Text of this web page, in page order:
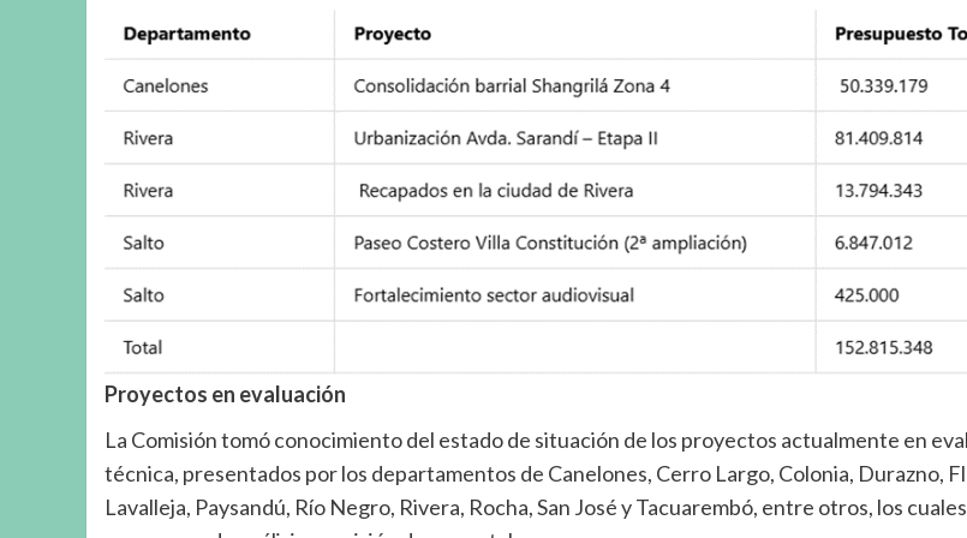
Proyectos en evaluación
La Comisión tomó conocimiento del estado de situación de los proyectos actualmente en
técnica, presentados por los departamentos de Canelones, Cerro Largo, Colonia, Durazno,
Lavalleja, Paysandú, Río Negro, Rivera, Rocha, San José y Tacuarembó, entre otros, los